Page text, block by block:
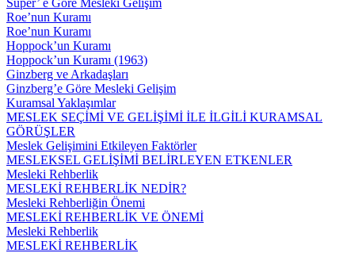
Super’ e Göre Mesleki Gelişim
Roe’nun Kuramı
Roe’nun Kuramı
Hoppock’un Kuramı
Hoppock’un Kuramı (1963)
Ginzberg ve Arkadaşları
Ginzberg’e Göre Mesleki Gelişim
Kuramsal Yaklaşımlar
MESLEK SEÇİMİ VE GELİŞİMİ İLE İLGİLİ KURAMSAL
GÖRÜŞLER
Meslek Gelişimini Etkileyen Faktörler
MESLEKSEL GELİŞİMİ BELİRLEYEN ETKENLER
Mesleki Rehberlik
MESLEKİ REHBERLİK NEDİR?
Mesleki Rehberliğin Önemi
MESLEKİ REHBERLİK VE ÖNEMİ
Mesleki Rehberlik
MESLEKİ REHBERLİK